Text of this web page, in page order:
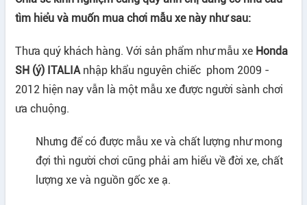
tìm hiểu và muốn mua chơi mẫu xe này như sau:
Thưa quý khách hàng. Với sản phẩm như mẫu xe Honda
SH (ý) ITALIA nhập khẩu nguyên chiếc phom 2009 -
2012 hiện nay vẫn là một mẫu xe được người sành chơi
ưa chuộng.
Nhưng để có được mẫu xe và chất lượng như mong
đợi thì người chơi cũng phải am hiểu về đời xe, chất
lượng xe và nguồn gốc xe ạ.